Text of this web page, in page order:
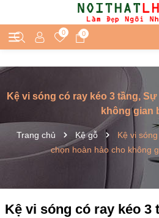
0 0
Kệ vi sóng có ray kéo 3 tầng,
không gian
Trang chủ Kệ gỗ
Kệ vi
chọn hoàn hảo cho không
Kệ vi sóng có ray kéo 3